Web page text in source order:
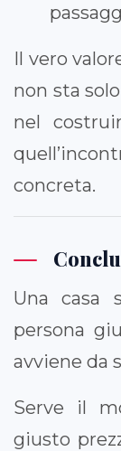
Il vero
non sta
nel
concreta.
Una casa
persona
avviene da
Serve il
giusto